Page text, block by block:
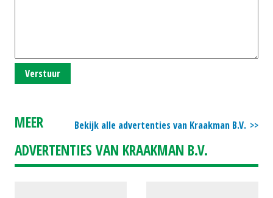
Verstuur
Bekijk alle advertenties van Kraakman B.V.
MEER
ADVERTENTIES VAN KRAAKMAN B.V.